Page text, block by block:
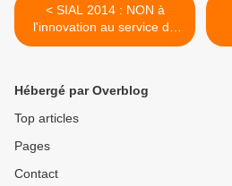
< SIAL 2014 : NON à
l'innovation au service de
l'apartheid !
Hébergé par Overblog
Top articles
Pages
Contact